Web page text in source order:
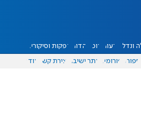
ונדל"ן דעות אוכל יהדות הפקות וסיקורים
ספורט פורומים אתר ישיבה יצירת קשר עוד